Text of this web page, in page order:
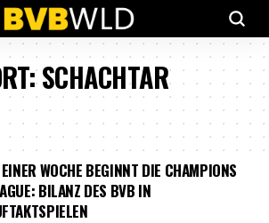
SCHACHTAR
WOCHE BEGINNT DIE CHAMPIONS
BILANZ DES BVB IN